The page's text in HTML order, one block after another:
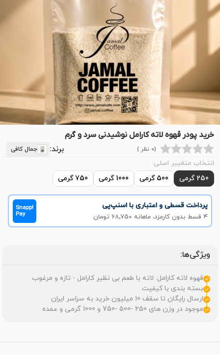
خرید پودر قهوه لاته کارامل نوشیدنی سرد و گرم
(0 نظر ) برند: جمال کافی
انتخاب متغییر اصلی:
250 گرمی
500 گرمی 1000 گرمی 750 گرمی
پرداخت قسطی و اعتباری با اسنپ‌پی
۴ قسط بدون کارمزد، ماهانه ۶۸٬۷۵۰ تومان
Snapp!
Pay
ویژگی‌ها:
قهوه لاته کارامل: لاته با طعم بی نظیر کارامل - تازه و مرغوب
بسته بندی با کیفیت
ارسال رایگان تا سقف 10 میلیون خرید به سراسر ایران
موجود در وزن های 250 -500 -750 و 1000 گرمی و عمده